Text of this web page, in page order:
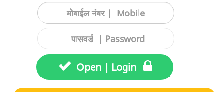
Open | Login